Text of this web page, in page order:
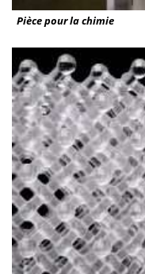
Pièce pour la chimie